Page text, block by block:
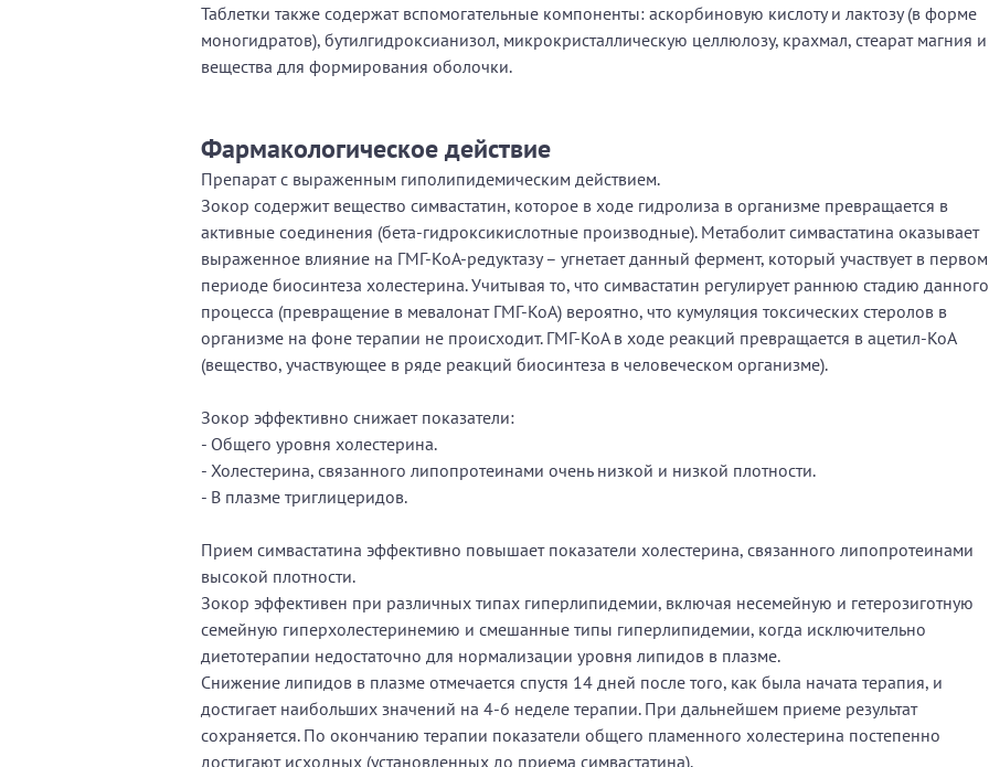
Таблетки также содержат вспомогательные компоненты: аскорбиновую кислоту и лактозу (в форме
моногидратов), бутилгидроксианизол, микрокристаллическую целлюлозу, крахмал, стеарат магния и
вещества для формирования оболочки.
Фармакологическое действие
Препарат с выраженным гиполипидемическим действием.
Зокор содержит вещество симвастатин, которое в ходе гидролиза в организме превращается в
активные соединения (бета-гидроксикислотные производные). Метаболит симвастатина оказывает
выраженное влияние на ГМГ-КоА-редуктазу – угнетает данный фермент, который участвует в первом
периоде биосинтеза холестерина. Учитывая то, что симвастатин регулирует раннюю стадию данного
процесса (превращение в мевалонат ГМГ-КоА) вероятно, что кумуляция токсических стеролов в
организме на фоне терапии не происходит. ГМГ-КоА в ходе реакций превращается в ацетил-КоА
(вещество, участвующее в ряде реакций биосинтеза в человеческом организме).
Зокор эффективно снижает показатели:
- Общего уровня холестерина.
- Холестерина, связанного липопротеинами очень низкой и низкой плотности.
- В плазме триглицеридов.
Прием симвастатина эффективно повышает показатели холестерина, связанного липопротеинами
высокой плотности.
Зокор эффективен при различных типах гиперлипидемии, включая несемейную и гетерозиготную
семейную гиперхолестеринемию и смешанные типы гиперлипидемии, когда исключительно
диетотерапии недостаточно для нормализации уровня липидов в плазме.
Снижение липидов в плазме отмечается спустя 14 дней после того, как была начата терапия, и
достигает наибольших значений на 4-6 неделе терапии. При дальнейшем приеме результат
сохраняется. По окончанию терапии показатели общего пламенного холестерина постепенно
достигают исходных (установленных до приема симвастатина).